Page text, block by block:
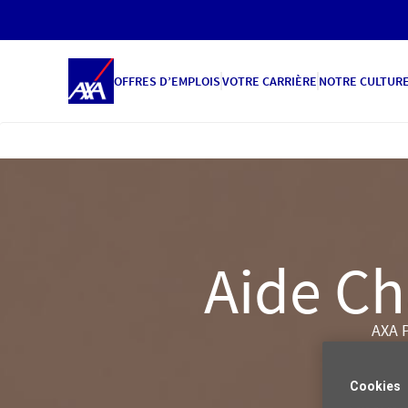
OFFRES D’EMPLOISVOTRE CARRIÈRE NOTRE CULTURE
Aide AXA
Cookies